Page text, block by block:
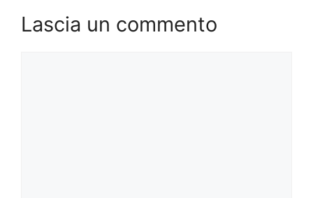
Lascia un commento